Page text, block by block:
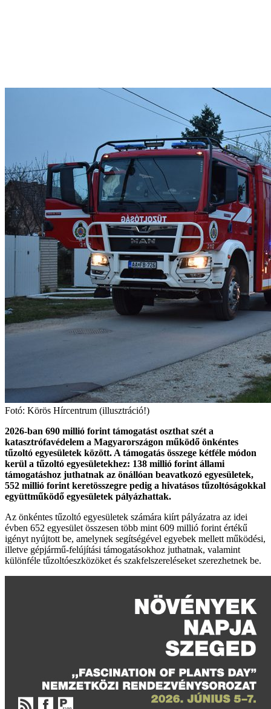
Fotó: Körös Hírcentrum (illusztráció!)
2026-ban 690 millió forint támogatást oszthat szét a
katasztrófavédelem a Magyarországon működő önkéntes
tűzoltó egyesületek között. A támogatás összege kétféle módon
kerül a tűzoltó egyesületekhez: 138 millió forint állami
támogatáshoz juthatnak az önállóan beavatkozó egyesületek,
552 millió forint keretösszegre pedig a hivatásos tűzoltóságokkal
együttműködő egyesületek pályázhattak.
Az önkéntes tűzoltó egyesületek számára kiírt pályázatra az idei
évben 652 egyesület összesen több mint 609 millió forint értékű
igényt nyújtott be, amelynek segítségével egyebek mellett működési,
illetve gépjármű-felújítási támogatásokhoz juthatnak, valamint
különféle tűzoltóeszközöket és szakfelszereléseket szerezhetnek be.